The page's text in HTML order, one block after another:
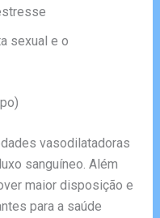
sexual e o
vasodilatadoras
sanguíneo. Além
maior disposição e
para a saúde